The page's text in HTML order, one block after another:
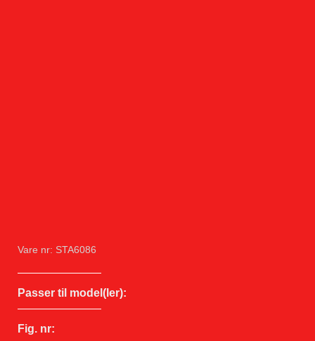
Vare nr: STA6086
Passer til model(ler):
Fig. nr: